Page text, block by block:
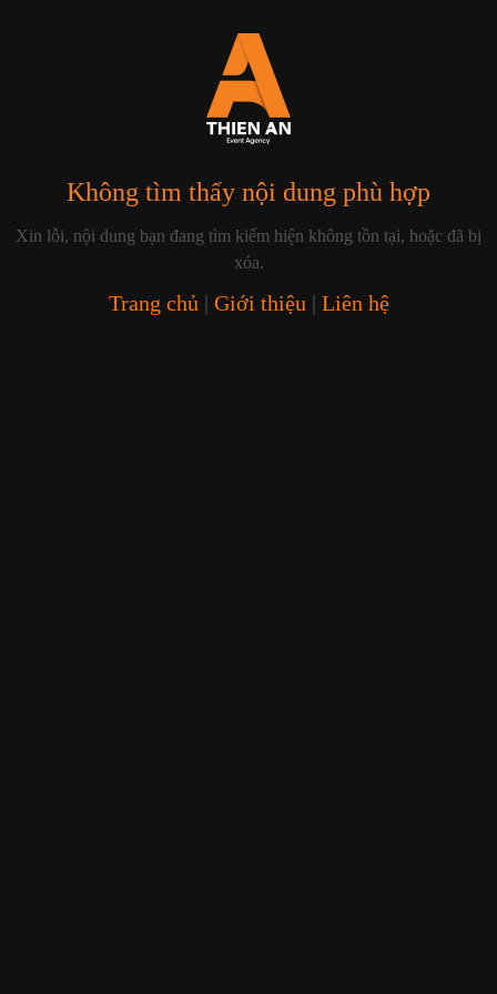
Không tìm thấy nội dung phù hợp
Xin lỗi, nội dung bạn đang tìm kiếm hiện không tồn tại, hoặc đã bị
xóa.
Trang chủ | Giới thiệu | Liên hệ